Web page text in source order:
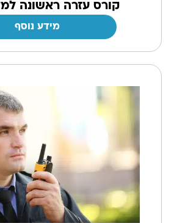
קורס עזרה ראשונה
מידע נוסף